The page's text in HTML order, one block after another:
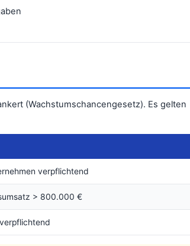
(Wachstumschancengesetz). Es gelten
verpflichtend
> 800.000 €